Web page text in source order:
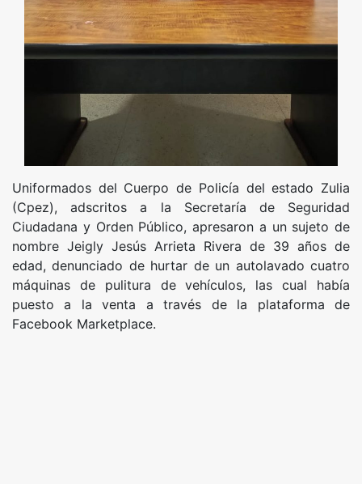
Uniformados del Cuerpo de Policía del estado Zulia
(Cpez), adscritos a la Secretaría de Seguridad
Ciudadana y Orden Público, apresaron a un sujeto de
nombre Jeigly Jesús Arrieta Rivera de 39 años de
edad, denunciado de hurtar de un autolavado cuatro
máquinas de pulitura de vehículos, las cual había
puesto a la venta a través de la plataforma de
Facebook Marketplace.